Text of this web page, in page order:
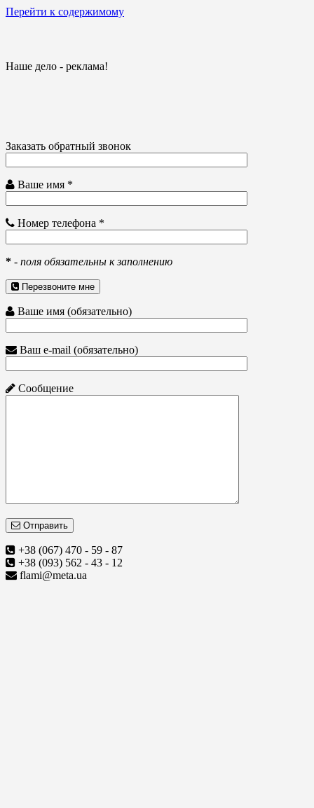
Перейти к содержимому
Наше дело - реклама!
Заказать обратный звонок
Ваше имя *
Номер телефона *
* - поля обязательны к заполнению
Перезвоните мне
Ваше имя (обязательно)
Ваш e-mail (обязательно)
Сообщение
Отправить
+38 (067) 470 - 59 - 87
+38 (093) 562 - 43 - 12
flami@meta.ua